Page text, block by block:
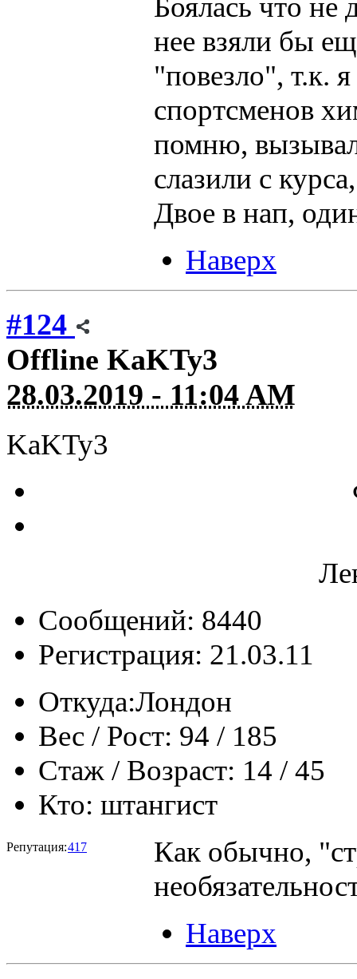
Боялась что не
нее взяли бы
"повезло", т.к.
спортсменов
помню,
слазили с
Двое в нап,
Наверх
#124
Offline KaKTy3
28.03.2019 - 11:04 AM
KaKTy3
Сообщений: 8440
Регистрация: 21.03.11
Откуда:Лондон
Вес / Рост: 94 / 185
Стаж / Возраст: 14 / 45
Кто: штангист
Репутация:417
Как обычно,
Наверх